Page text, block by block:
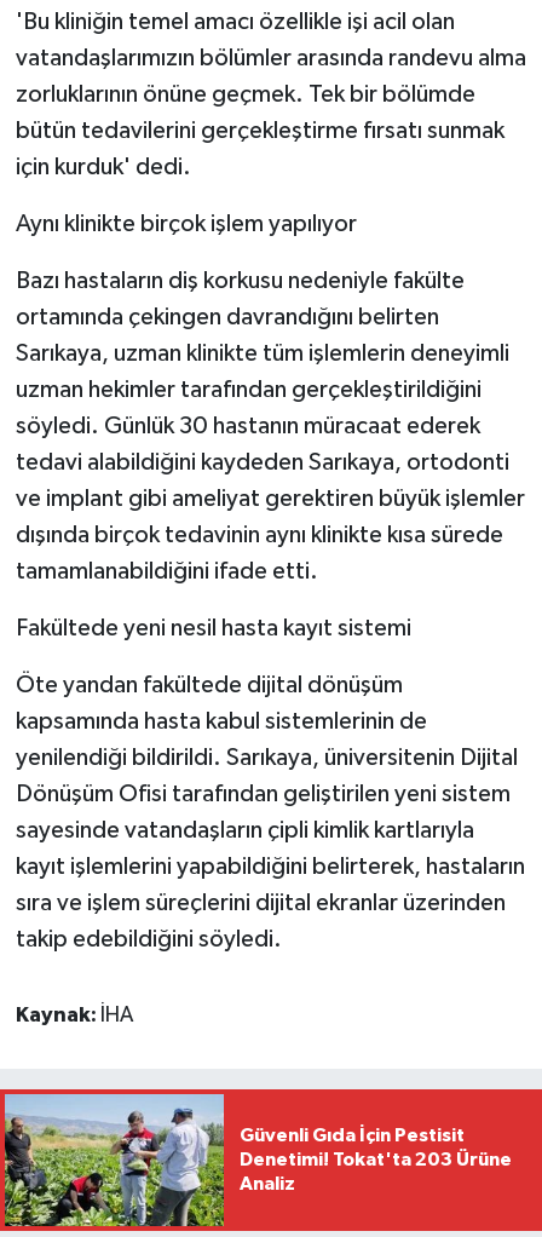
'Bu kliniğin temel amacı özellikle işi acil olan
vatandaşlarımızın bölümler arasında randevu alma
zorluklarının önüne geçmek. Tek bir bölümde
bütün tedavilerini gerçekleştirme fırsatı sunmak
için kurduk' dedi.
Aynı klinikte birçok işlem yapılıyor
Bazı hastaların diş korkusu nedeniyle fakülte
ortamında çekingen davrandığını belirten
Sarıkaya, uzman klinikte tüm işlemlerin deneyimli
uzman hekimler tarafından gerçekleştirildiğini
söyledi. Günlük 30 hastanın müracaat ederek
tedavi alabildiğini kaydeden Sarıkaya, ortodonti
ve implant gibi ameliyat gerektiren büyük işlemler
dışında birçok tedavinin aynı klinikte kısa sürede
tamamlanabildiğini ifade etti.
Fakültede yeni nesil hasta kayıt sistemi
Öte yandan fakültede dijital dönüşüm
kapsamında hasta kabul sistemlerinin de
yenilendiği bildirildi. Sarıkaya, üniversitenin Dijital
Dönüşüm Ofisi tarafından geliştirilen yeni sistem
sayesinde vatandaşların çipli kimlik kartlarıyla
kayıt işlemlerini yapabildiğini belirterek, hastaların
sıra ve işlem süreçlerini dijital ekranlar üzerinden
takip edebildiğini söyledi.
Kaynak: İHA
Güvenli Gıda İçin Pestisit
Denetimi! Tokat'ta 203 Ürüne
Analiz